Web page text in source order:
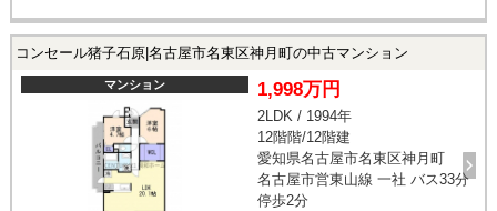
コンセール猪子石原|名古屋市名東区神月町の中古マンション
マンション 1,998万円
2LDK / 1994年
12階階/12階建
愛知県名古屋市名東区神月町
名古屋市営東山線 一社 バス33分
停歩2分